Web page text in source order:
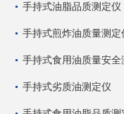
手持式油脂品质测定仪
手持式煎炸油质量测定
手持式食用油质量安全
手持式劣质油测定仪